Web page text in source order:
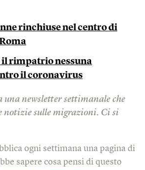
rinchiuse nel centro di
il rimpatrio nessuna
il coronavirus
newsletter settimanale che
notizie sulle migrazioni. Ci si
ogni settimana una pagina di
sapere cosa pensi di questo